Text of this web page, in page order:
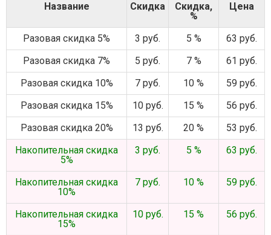
Название Скидка
Скидка,
%
Цена
Разовая скидка 5% 3 руб. 5 %
63 руб.
Разовая скидка 7%
5 руб. 7 %
61 руб.
Разовая скидка 10%
7 руб. 10 %
59 руб.
Разовая скидка 15%
10 руб. 15 %
56 руб.
Разовая скидка 20%
13 руб. 20 %
53 руб.
Накопительная скидка
5%
3 руб. 5 % 63 руб.
Накопительная скидка
10%
7 руб. 10 % 59 руб.
Накопительная скидка
15%
10 руб. 15 % 56 руб.